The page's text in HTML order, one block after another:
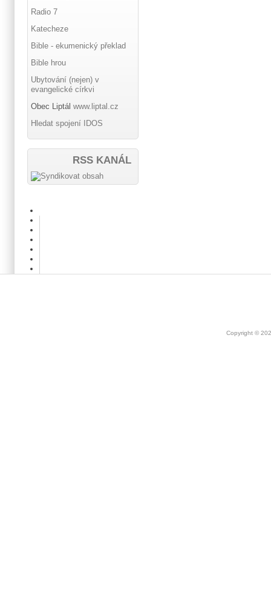
Radio 7
Katecheze
Bible - ekumenický překlad
Bible hrou
Ubytování (nejen) v
evangelické církvi
Obec Liptál www.liptal.cz
Hledat spojení IDOS
RSS KANÁL
Copyright ©